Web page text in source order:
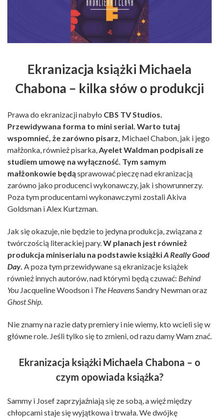
Ekranizacja książki Michaela
Chabona – kilka słów o produkcji
Prawa do ekranizacji nabyło CBS TV Studios.
Przewidywana forma to mini serial. Warto tutaj
wspomnieć, że zarówno pisarz, Michael Chabon, jak i jego
małżonka, również pisarka,Ayelet Waldman podpisali ze
studiem umowę na wyłączność. Tym samym
małżonkowie będąsprawować pieczę nad ekranizacją
zarówno jako producenci wykonawczy, jak i showrunnerzy.
Poza tym producentami wykonawczymi zostali Akiva
Goldsman i Alex Kurtzman.
Jak się okazuje, nie będzie to jedyna produkcja, związana z
twórczością literackiej pary.W planach jest również
produkcja miniserialu na podstawie książkiA Really Good
Day. A poza tym przewidywane są ekranizacje książek
również innych autorów, nad którymi będą czuwać: Behind
You Jacqueline Woodson i The HeavensSandry Newman oraz
Ghost Ship.
Nie znamy na razie daty premiery i nie wiemy, kto wcieli się w
główne role. Jeśli tylko się to zmieni, od razu damy Wam znać.
Ekranizacja książki Michaela Chabona – o
czym opowiada książka?
Sammy i Josef zaprzyjaźniają się ze sobą, a więź między
chłopcami staje się wyjątkowa i trwała. We dwójkę